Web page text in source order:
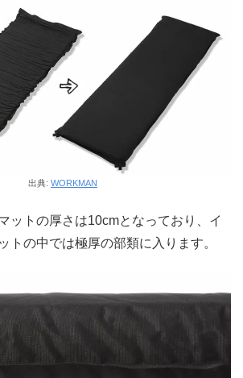
出典: WORKMAN
ットの厚さは10cmとなっており、イ
トの中では極厚の部類に入ります。